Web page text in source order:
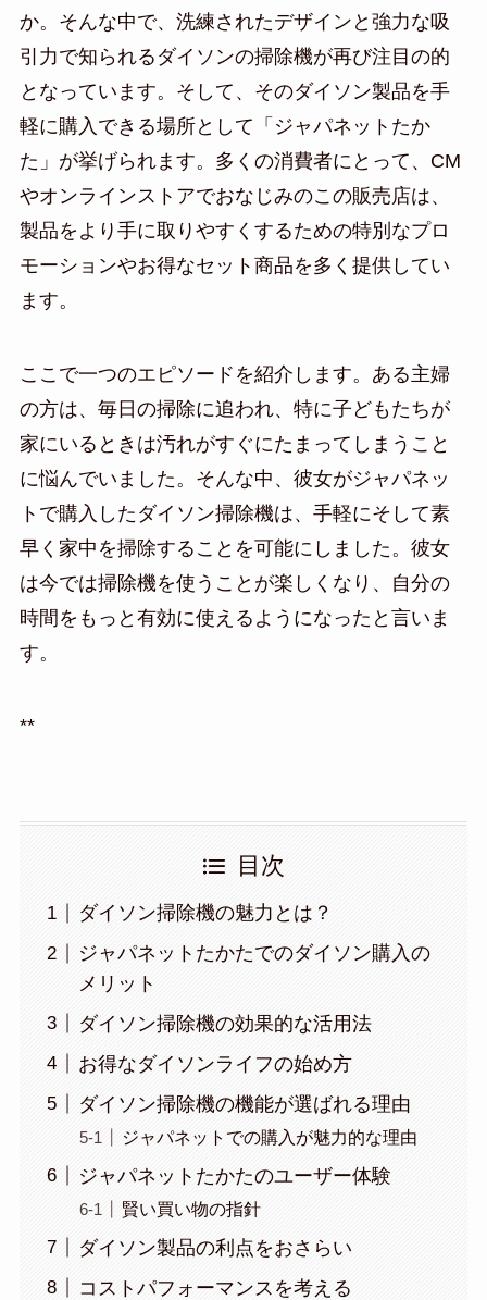
か。そんな中で、洗練されたデザインと強力な吸
引力で知られるダイソンの掃除機が再び注目の的
となっています。そして、そのダイソン製品を手
軽に購入できる場所として「ジャパネットたか
た」が挙げられます。多くの消費者にとって、CM
やオンラインストアでおなじみのこの販売店は、
製品をより手に取りやすくするための特別なプロ
モーションやお得なセット商品を多く提供してい
ます。
ここで一つのエピソードを紹介します。ある主婦
の方は、毎日の掃除に追われ、特に子どもたちが
家にいるときは汚れがすぐにたまってしまうこと
に悩んでいました。そんな中、彼女がジャパネッ
トで購入したダイソン掃除機は、手軽にそして素
早く家中を掃除することを可能にしました。彼女
は今では掃除機を使うことが楽しくなり、自分の
時間をもっと有効に使えるようになったと言いま
す。
**
目次
ダイソン掃除機の魅力とは？
ジャパネットたかたでのダイソン購入の
メリット
ダイソン掃除機の効果的な活用法
お得なダイソンライフの始め方
ダイソン掃除機の機能が選ばれる理由
ジャパネットでの購入が魅力的な理由
ジャパネットたかたのユーザー体験
賢い買い物の指針
ダイソン製品の利点をおさらい
コストパフォーマンスを考える